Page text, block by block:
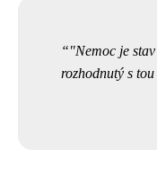
"Nemoc je
rozhodnutý s